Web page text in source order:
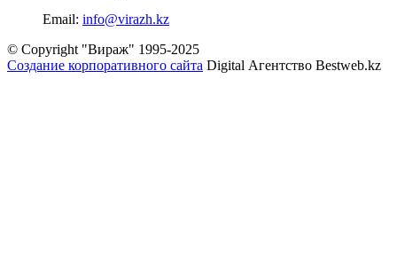
Email: info@virazh.kz
© Copyright "Вираж" 1995-2025
Создание корпоративного сайта Digital Агентство Bestweb.kz